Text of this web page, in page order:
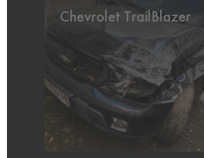
Chevrolet TrailBlazer